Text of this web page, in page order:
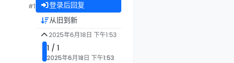
#1 登录后回复
从旧到新
2025年6月18日 下午1:53
1 / 1
2025年6月18日 下午1:53